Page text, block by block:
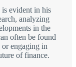
is evident in his
analyzing
in the
often be found
engaging in
of finance.